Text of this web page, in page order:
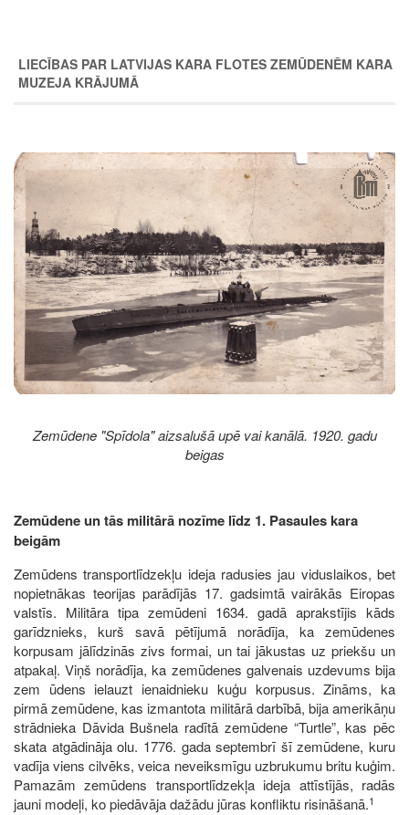
LIECĪBAS PAR LATVIJAS KARA FLOTES ZEMŪDENĒM KARA
MUZEJA KRĀJUMĀ
Image
Zemūdene "Spīdola" aizsalušā upē vai kanālā. 1920. gadu
beigas
Zemūdene un tās militārā nozīme līdz 1. Pasaules kara
beigām
Zemūdens transportlīdzekļu ideja radusies jau viduslaikos, bet
nopietnākas teorijas parādījās 17. gadsimtā vairākās Eiropas
valstīs. Militāra tipa zemūdeni 1634. gadā aprakstījis kāds
garīdznieks, kurš savā pētījumā norādīja, ka zemūdenes
korpusam jālīdzinās zivs formai, un tai jākustas uz priekšu un
atpakaļ. Viņš norādīja, ka zemūdenes galvenais uzdevums bija
zem ūdens ielauzt ienaidnieku kuģu korpusus. Zināms, ka
pirmā zemūdene, kas izmantota militārā darbībā, bija amerikāņu
strādnieka Dāvida Bušnela radītā zemūdene “Turtle”, kas pēc
skata atgādināja olu. 1776. gada septembrī šī zemūdene, kuru
vadīja viens cilvēks, veica neveiksmīgu uzbrukumu britu kuģim.
Pamazām zemūdens transportlīdzekļa ideja attīstījās, radās
jauni modeļi, ko piedāvāja dažādu jūras konfliktu risināšanā.1